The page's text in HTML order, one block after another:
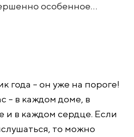
особенное…
года – он уже на пороге!
– в каждом доме, в
и в каждом сердце. Если
то можно